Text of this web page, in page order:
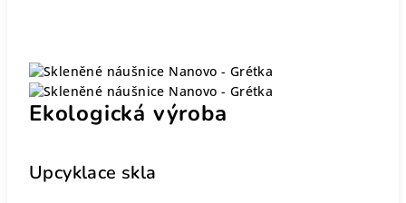
Ekologická výroba
Upcyklace skla